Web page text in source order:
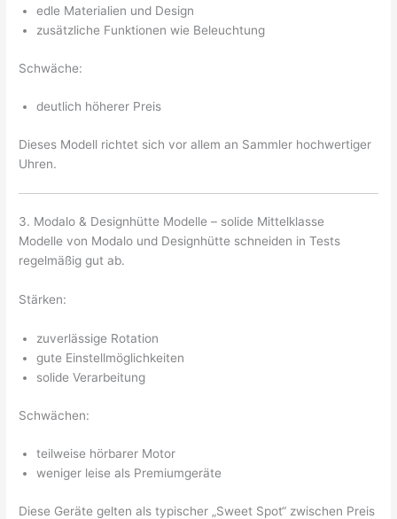
edle Materialien und Design
zusätzliche Funktionen wie Beleuchtung
Schwäche:
deutlich höherer Preis
Dieses Modell richtet sich vor allem an Sammler hochwertiger
Uhren.
3. Modalo & Designhütte Modelle – solide Mittelklasse
Modelle von Modalo und Designhütte schneiden in Tests
regelmäßig gut ab.
Stärken:
zuverlässige Rotation
gute Einstellmöglichkeiten
solide Verarbeitung
Schwächen:
teilweise hörbarer Motor
weniger leise als Premiumgeräte
Diese Geräte gelten als typischer „Sweet Spot“ zwischen Preis